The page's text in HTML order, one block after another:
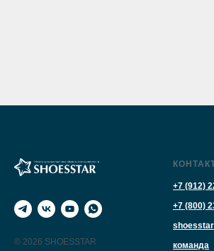
© 2026 SHOESSTAR
+7 (912)
+7 (800)
команда